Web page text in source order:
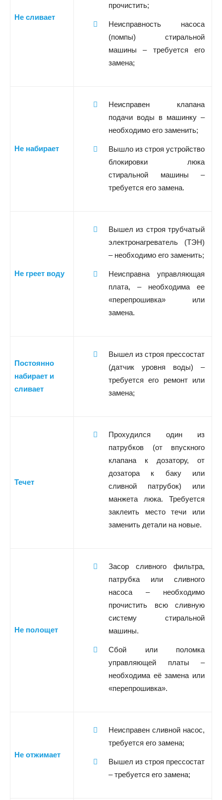
Не сливает
прочистить;
Неисправность насоса
(помпы) стиральной
машины – требуется его
замена;
Не набирает
Неисправен клапана
подачи воды в машинку –
необходимо его заменить;
Вышло из строя устройство
блокировки люка
стиральной машины –
требуется его замена.
Не греет воду
Вышел из строя трубчатый
электронагреватель (ТЭН)
– необходимо его заменить;
Неисправна управляющая
плата, – необходима ее
«перепрошивка» или
замена.
Постоянно
набирает и
сливает
Вышел из строя прессостат
(датчик уровня воды) –
требуется его ремонт или
замена;
Течет
Прохудился один из
патрубков (от впускного
клапана к дозатору, от
дозатора к баку или
сливной патрубок) или
манжета люка. Требуется
заклеить место течи или
заменить детали на новые.
Не полощет
Засор сливного фильтра,
патрубка или сливного
насоса – необходимо
прочистить всю сливную
систему стиральной
машины.
Сбой или поломка
управляющей платы –
необходима её замена или
«перепрошивка».
Не отжимает
Неисправен сливной насос,
требуется его замена;
Вышел из строя прессостат
– требуется его замена;